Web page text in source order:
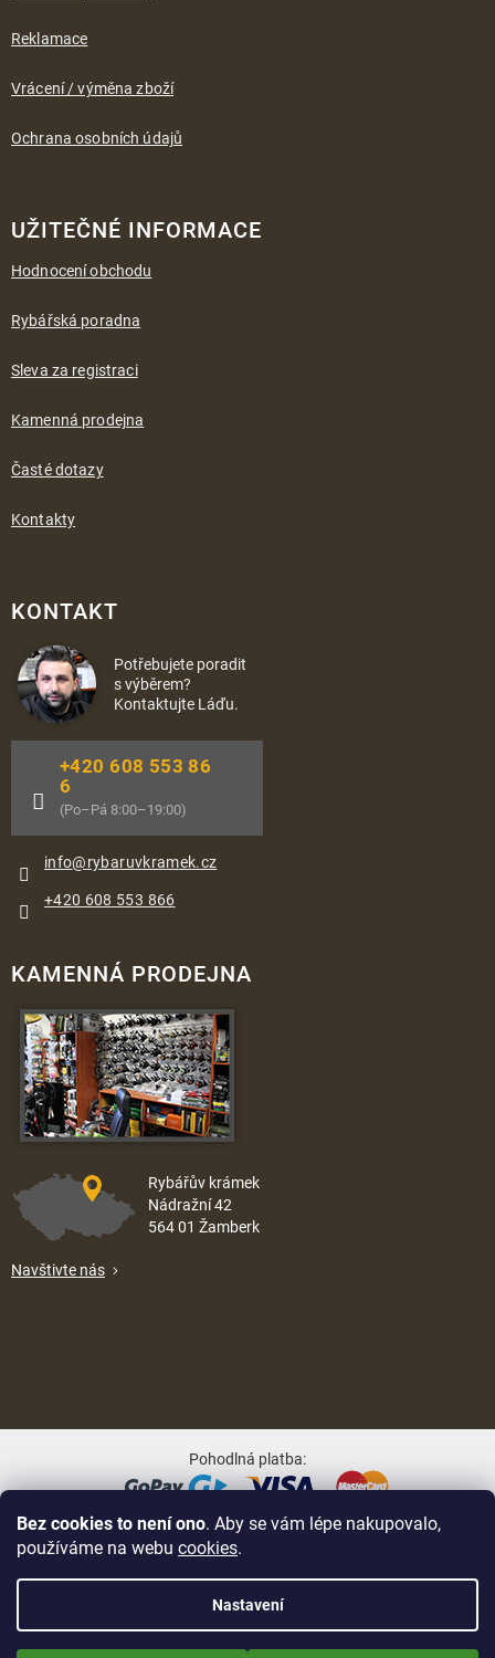
Bez cookies to není ono. Aby se vám lépe nakupovalo,
používáme na webu cookies.
Nastavení
Nově zaregistrované zákazníci obdrží slevu 5% hned po prvním
Reklamace
Vrácení / výměna zboží
Ochrana osobních údajů
UŽITEČNÉ INFORMACE
Hodnocení obchodu
Rybářská poradna
Sleva za registraci
Kamenná prodejna
Časté dotazy
Kontakty
KONTAKT
Potřebujete poradit
s výběrem?
Kontaktujte Láďu.
info@rybaruvkramek.cz
+420 608 553 86
6
(Po–Pá 8:00–19:00)
+420 608 553 866
KAMENNÁ PRODEJNA
Rybářův krámek
Nádražní 42
564 01 Žamberk
Navštivte nás
Pohodlná platba:
Oblíbené způsoby dopravy: